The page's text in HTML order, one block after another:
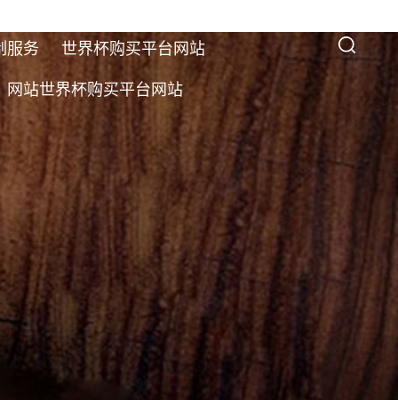
世界杯购买平台网站
服务
网站世界杯购买平台网站